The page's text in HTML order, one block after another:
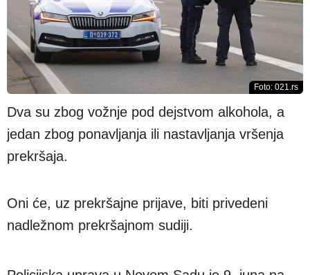
Foto: 021.rs
Dva su zbog vožnje pod dejstvom alkohola, a
jedan zbog ponavljanja ili nastavljanja vršenja
prekršaja.
Oni će, uz prekršajne prijave, biti privedeni
nadležnom prekršajnom sudiji.